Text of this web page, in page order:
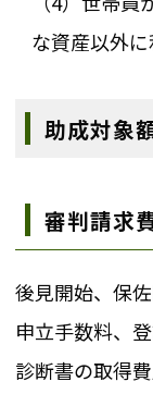
な資産以外
助成対象
審判請求
後見開始、保
申立手数料、
診断書の取得